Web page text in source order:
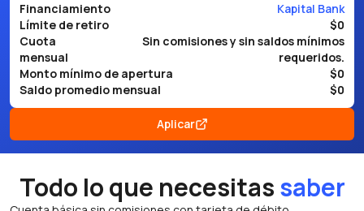
Financiamiento
Kapital Bank
Límite de retiro
$0
Cuota
mensual
Sin comisiones y sin saldos mínimos
requeridos.
Monto mínimo de apertura
$0
Saldo promedio mensual
$0
Aplicar
Todo lo que necesitassaber